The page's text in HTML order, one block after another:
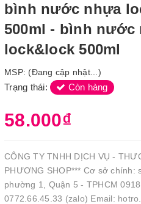
bình nước nhựa
500ml - bình nước
lock&lock 500ml
MSP: (Đang cập nhật...)
Trạng thái: Còn hàng
58.000₫
CÔNG TY TNHH DỊCH VỤ -
PHƯƠNG SHOP*** Cơ sở chính:
phường 1, Quận 5 - TPHCM
0772.66.45.33 (zalo) Email: